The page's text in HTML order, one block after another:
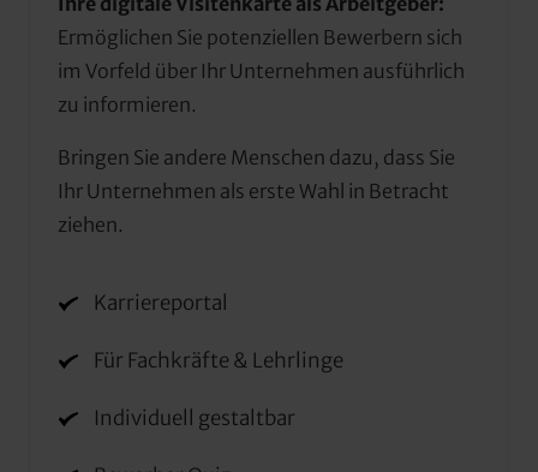
Ermöglichen Sie potenziellen Bewerbern sich
im Vorfeld über Ihr Unternehmen ausführlich
zu informieren.
Bringen Sie andere Menschen dazu, dass Sie
Ihr Unternehmen als erste Wahl in Betracht
ziehen.
Karriereportal
Für Fachkräfte & Lehrlinge
Individuell gestaltbar